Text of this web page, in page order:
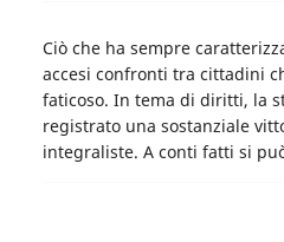
Ciò che ha sempre
accesi confronti tra cittadini
faticoso. In tema di diritti, la
registrato una sostanziale
integraliste. A conti fatti si